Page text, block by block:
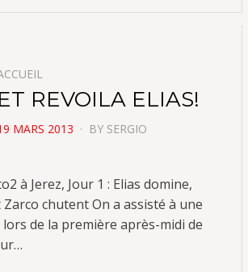
ET REVOILA ELIAS!
MARS 2013 BY SERGIO
à Jerez, Jour 1 : Elias domine,
Zarco chutent On a assisté à une
de la première après-midi de